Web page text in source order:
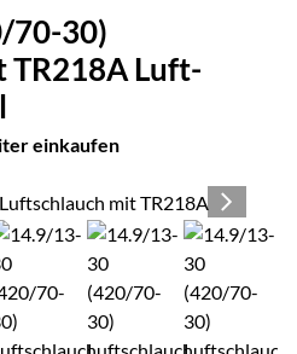
70-30)
TR218A Luft-
einkaufen